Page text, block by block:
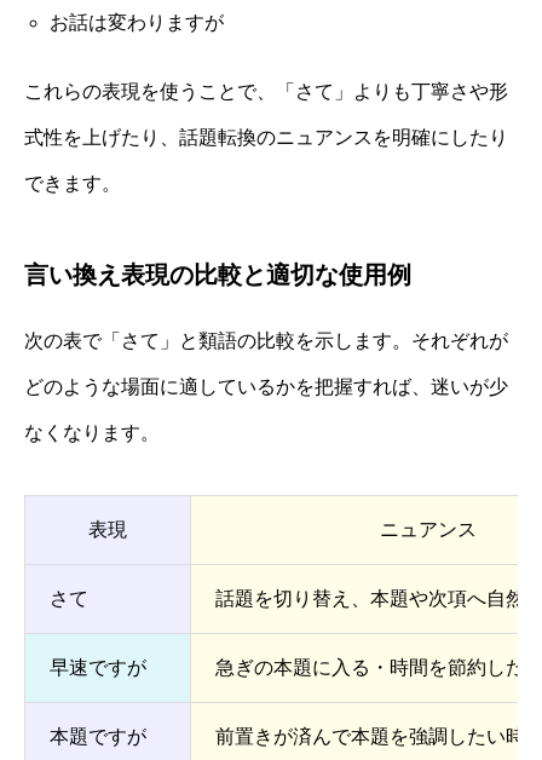
お話は変わりますが
これらの表現を使うことで、「さて」よりも丁寧さや形
式性を上げたり、話題転換のニュアンスを明確にしたり
できます。
言い換え表現の比較と適切な使用例
次の表で「さて」と類語の比較を示します。それぞれが
どのような場面に適しているかを把握すれば、迷いが少
なくなります。
表現 ニュアンス
さて 話題を切り替え、本題や次項へ自然
早速ですが 急ぎの本題に入る・時間を節約した
本題ですが 前置きが済んで本題を強調したい時